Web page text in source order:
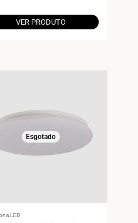
VER PRODUTO
Esgotado
LED